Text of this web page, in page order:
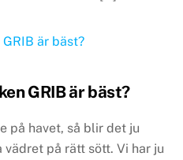
GRIB är bäst?
på havet, så blir det ju
på rätt sött. Vi har ju